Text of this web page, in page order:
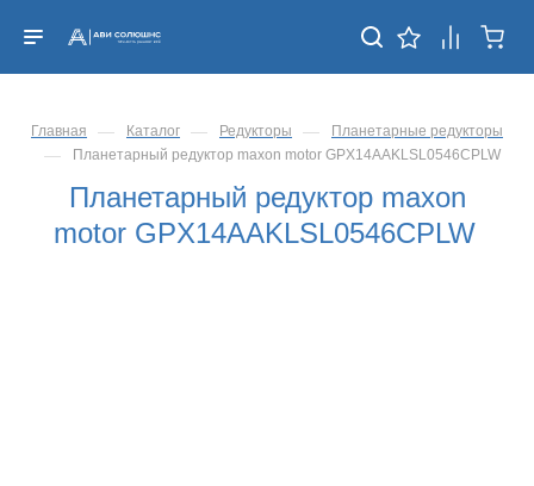
Главная — Каталог — Редукторы — Планетарные редукторы
— Планетарный редуктор maxon motor GPX14AAKLSL0546CPLW
Планетарный редуктор maxon
motor GPX14AAKLSL0546CPLW